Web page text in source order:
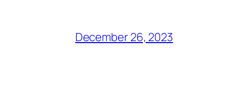
December 26, 2023